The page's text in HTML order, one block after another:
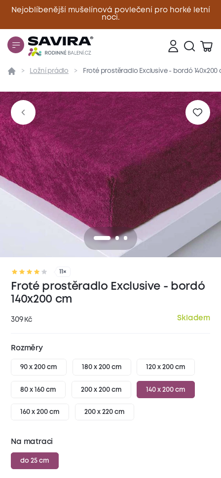
Nejoblíbenější mušelínová povlečení pro horké letní
noci.
Zavřít
Přehled Parametry Popis produktu Materiál
Ložní prádlo Froté prostěradlo Exclusive - bordó 140x200
11×
Froté prostěradlo Exclusive - bordó
140x200 cm
309 Kč Skladem
Rozměry
90 x 200 cm 180 x 200 cm 120 x 200 cm
80 x 160 cm 200 x 200 cm 140 x 200 cm
160 x 200 cm 200 x 220 cm
Na matraci
do 25 cm